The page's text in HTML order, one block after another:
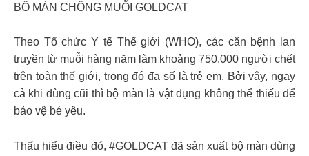
BỘ MÀN CHỐNG MUỖI GOLDCAT
Theo Tổ chức Y tế Thế giới (WHO), các căn bệnh lan
truyền từ muỗi hàng năm làm khoảng 750.000 người chết
trên toàn thế giới, trong đó đa số là trẻ em. Bởi vậy, ngay
cả khi dùng cũi thì bộ màn là vật dụng không thể thiếu để
bảo vệ bé yêu.
Thấu hiểu điều đó, #GOLDCAT đã sản xuất bộ màn dùng